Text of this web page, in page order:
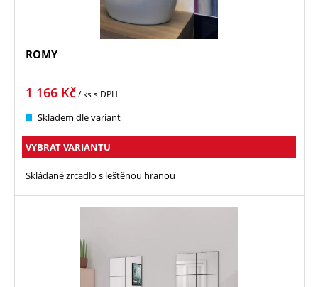
ROMY
1 166 Kč/ kss DPH
Skladem dle variant
VYBRAT VARIANTU
Skládané zrcadlo s leštěnou hranou